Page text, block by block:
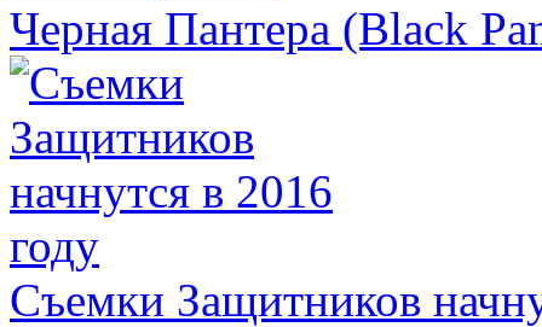
Черная Пантера (Black
Съемки Защитников